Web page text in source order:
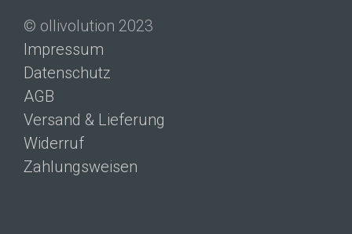
© ollivolution 2023
Impressum
Datenschutz
AGB
Versand & Lieferung
Widerruf
Zahlungsweisen